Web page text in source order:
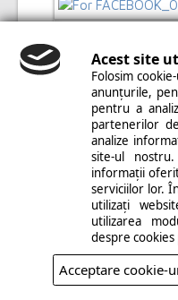
Acest site
Folosim
anunțurile,
pentru a
partenerilor
analize
site-ul
informații
serviciilor lor.
utilizați
utilizarea
despre
Acceptare cookie-